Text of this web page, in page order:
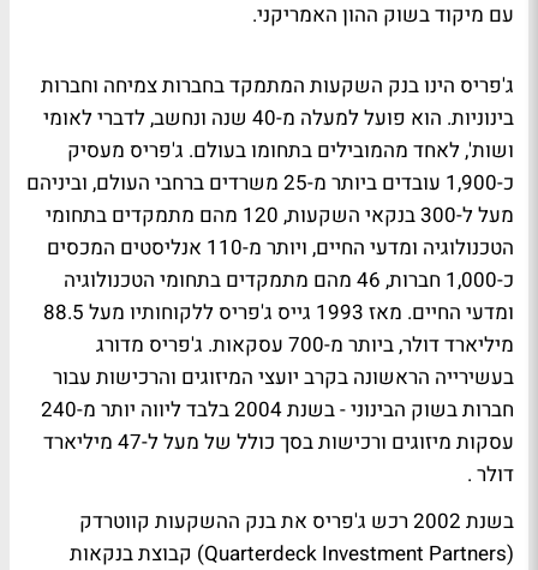
עם מיקוד בשוק ההון האמריקני.
ג'פריס הינו בנק השקעות המתמקד בחברות צמיחה וחברות
בינוניות. הוא פועל למעלה מ-40 שנה ונחשב, לדברי לאומי
ושות', לאחד מהמובילים בתחומו בעולם. ג'פריס מעסיק
כ-1,900 עובדים ביותר מ-25 משרדים ברחבי העולם, וביניהם
מעל ל-300 בנקאי השקעות, 120 מהם מתמקדים בתחומי
הטכנולוגיה ומדעי החיים, ויותר מ-110 אנליסטים המכסים
כ-1,000 חברות, 46 מהם מתמקדים בתחומי הטכנולוגיה
ומדעי החיים. מאז 1993 גייס ג'פריס ללקוחותיו מעל 88.5
מיליארד דולר, ביותר מ-700 עסקאות. ג'פריס מדורג
בעשירייה הראשונה בקרב יועצי המיזוגים והרכישות עבור
חברות בשוק הבינוני - בשנת 2004 בלבד ליווה יותר מ-240
עסקות מיזוגים ורכישות בסך כולל של מעל ל-47 מיליארד
דולר .
בשנת 2002 רכש ג'פריס את בנק ההשקעות קווטרדק
(Quarterdeck Investment Partners) קבוצת בנקאות